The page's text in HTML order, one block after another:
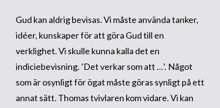
Gud kan aldrig bevisas. Vi måste använda tanker,
idéer, kunskaper för att göra Gud till en
verklighet. Vi skulle kunna kalla det en
indiciebevisning. ’Det verkar som att …’. Något
som är osynligt för ögat måste göras synligt på ett
annat sätt. Thomas tvivlaren kom vidare. Vi kan